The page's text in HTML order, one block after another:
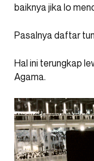
baiknya jika lo
Pasalnya daftar
Hal ini terungkap
Agama.